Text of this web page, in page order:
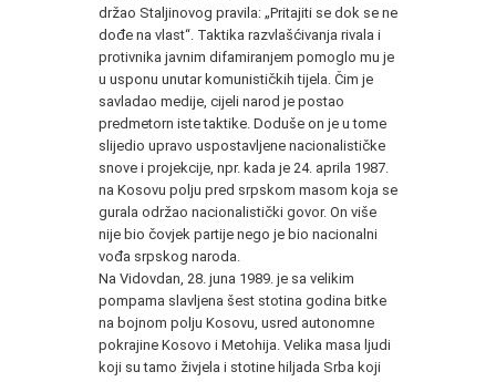
držao Staljinovog pravila: „Pritajiti se dok se ne
dođe na vlast“. Taktika razvlašćivanja rivala i
protivnika javnim difamiranjem pomoglo mu je
u usponu unutar komunističkih tijela. Čim je
savladao medije, cijeli narod je postao
predmetorn iste taktike. Doduše on je u tome
slijedio upravo uspostavljene nacionalističke
snove i projekcije, npr. kada je 24. aprila 1987.
na Kosovu polju pred srpskom masom koja se
gurala održao nacionalistički govor. On više
nije bio čovjek partije nego je bio nacionalni
vođa srpskog naroda.
Na Vidovdan, 28. juna 1989. je sa velikim
pompama slavljena šest stotina godina bitke
na bojnom polju Kosovu, usred autonomne
pokrajine Kosovo i Metohija. Velika masa ljudi
koji su tamo živjela i stotine hiljada Srba koji